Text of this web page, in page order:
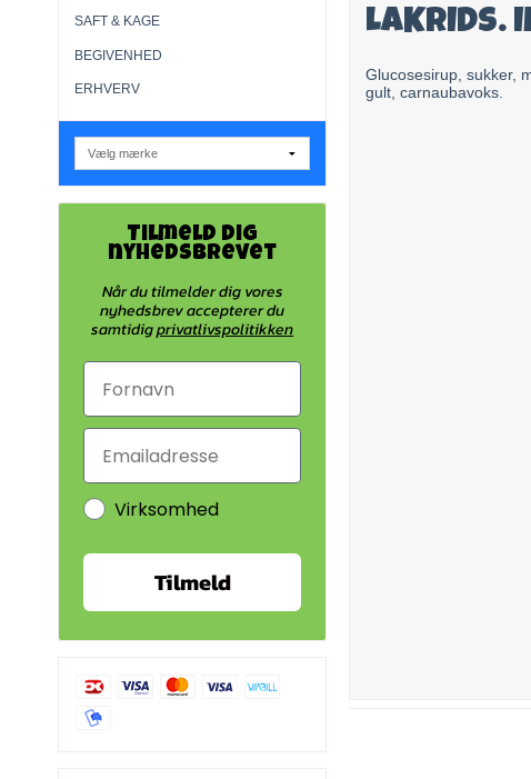
SAFT & KAGE
BEGIVENHED
ERHVERV
Tilmeld dig
nyhedsbrevet
Når du tilmelder dig vores
nyhedsbrev accepterer du
samtidigprivatlivspolitikken
Virksomhed
Tilmeld
Glucosesirup, sukker,
gult, carnaubavoks.